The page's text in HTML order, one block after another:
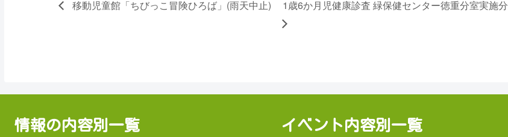
移動児童館「ちびっこ冒険ひろば」(雨天中止) 1歳6か月児健康診査 緑保健センター徳重分室実施分
情報の内容別一覧 イベント内容別一覧